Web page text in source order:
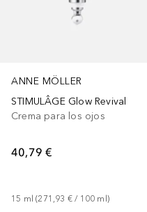
ANNE MÖLLER
STIMULÂGE Glow Revival
Crema para los ojos
40,79 €
15 ml (271,93 € / 100 ml )